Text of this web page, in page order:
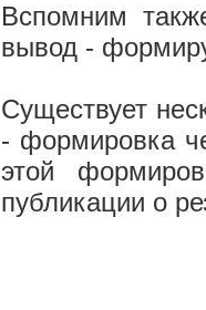
Вспомним
вывод -
Существует
- формировка
этой
публикации о